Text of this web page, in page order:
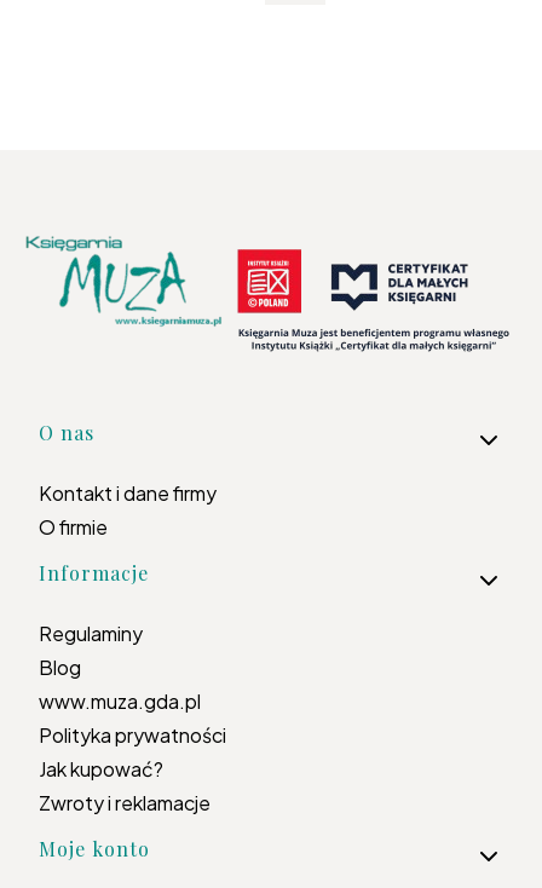
Linki w stopce
O nas
Kontakt i dane firmy
O firmie
Informacje
Regulaminy
Blog
www.muza.gda.pl
Polityka prywatności
Jak kupować?
Zwroty i reklamacje
Moje konto